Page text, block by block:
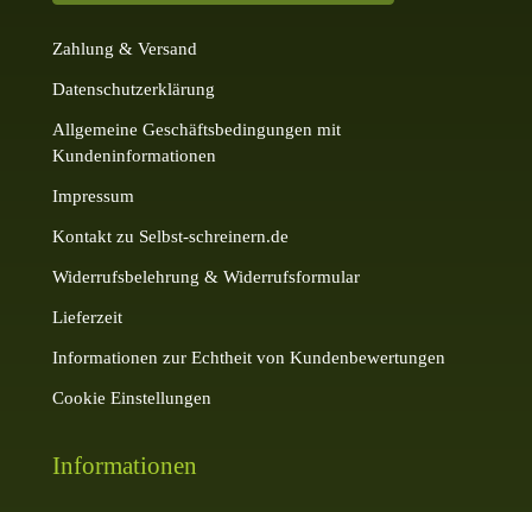
Zahlung & Versand
Datenschutzerklärung
Allgemeine Geschäftsbedingungen mit
Kundeninformationen
Impressum
Kontakt zu Selbst-schreinern.de
Widerrufsbelehrung & Widerrufsformular
Lieferzeit
Informationen zur Echtheit von Kundenbewertungen
Cookie Einstellungen
Informationen